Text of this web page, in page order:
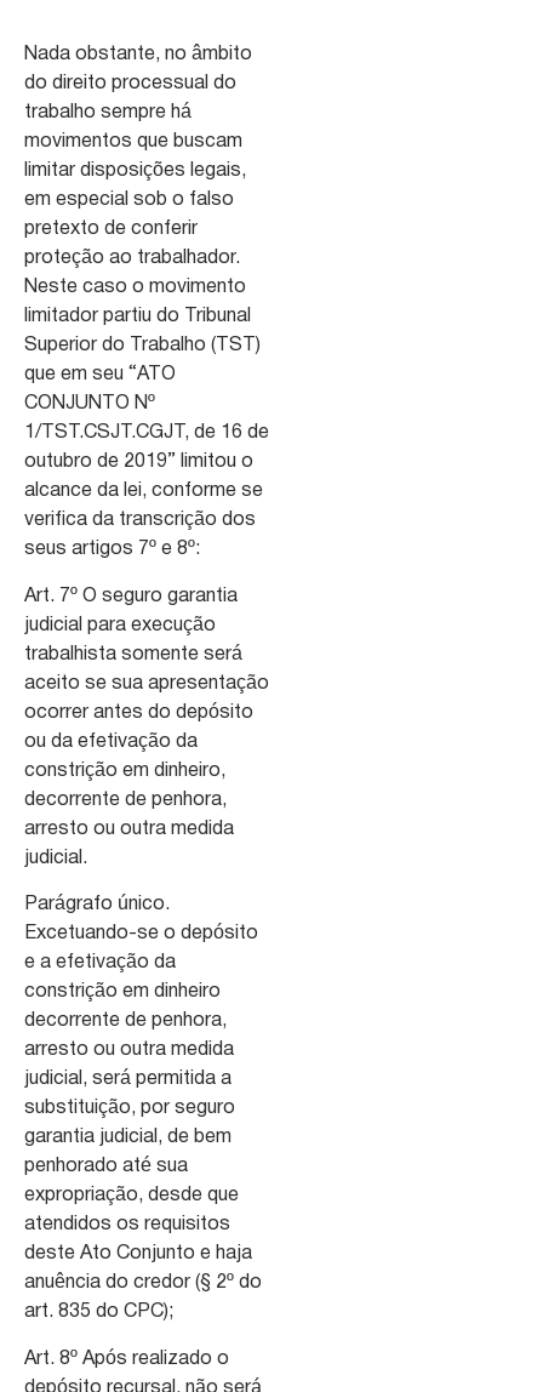
Nada obstante, no âmbito
do direito processual do
trabalho sempre há
movimentos que buscam
limitar disposições legais,
em especial sob o falso
pretexto de conferir
proteção ao trabalhador.
Neste caso o movimento
limitador partiu do Tribunal
Superior do Trabalho (TST)
que em seu “ATO
CONJUNTO Nº
1/TST.CSJT.CGJT, de 16 de
outubro de 2019” limitou o
alcance da lei, conforme se
verifica da transcrição dos
seus artigos 7º e 8º:
Art. 7º O seguro garantia
judicial para execução
trabalhista somente será
aceito se sua apresentação
ocorrer antes do depósito
ou da efetivação da
constrição em dinheiro,
decorrente de penhora,
arresto ou outra medida
judicial.
Parágrafo único.
Excetuando-se o depósito
e a efetivação da
constrição em dinheiro
decorrente de penhora,
arresto ou outra medida
judicial, será permitida a
substituição, por seguro
garantia judicial, de bem
penhorado até sua
expropriação, desde que
atendidos os requisitos
deste Ato Conjunto e haja
anuência do credor (§ 2º do
art. 835 do CPC);
Art. 8º Após realizado o
depósito recursal, não será